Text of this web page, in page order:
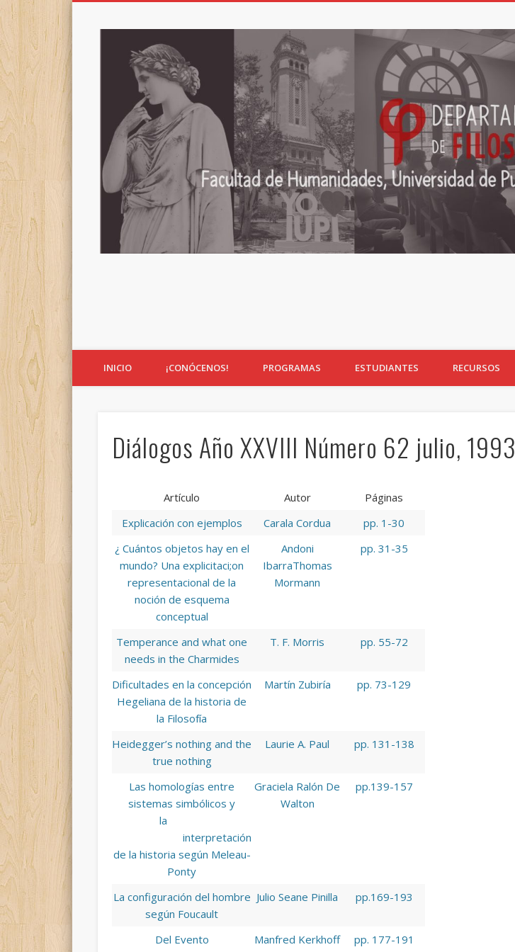
Facultad de Humanidades, UPR – Recinto de Río Piedras
INICIO ¡CONÓCENOS! PROGRAMAS ESTUDIANTES RECURSOS
Diálogos Año XXVIII Número 62 julio, 1993
Artículo Autor
Páginas
Explicación con ejemplos
Carala Cordua
pp. 1-30
¿ Cuántos objetos hay en el
mundo? Una explicitaci;on
representacional de la
noción de esquema
conceptual
Andoni
IbarraThomas
Mormann
pp. 31-35
Temperance and what one
needs in the Charmides
T. F. Morris pp. 55-72
Dificultades en la concepción
Hegeliana de la historia de
la Filosofía
Martín Zubiría pp. 73-129
Heidegger’s nothing and the
true nothing
Laurie A. Paul pp. 131-138
Las homologías entre
sistemas simbólicos y
la
interpretación
de la historia según Meleau-
Ponty
Graciela Ralón De
Walton
pp.139-157
La configuración del hombre
según Foucault
Julio Seane Pinilla pp.169-193
Del Evento Manfred Kerkhoff pp. 177-191